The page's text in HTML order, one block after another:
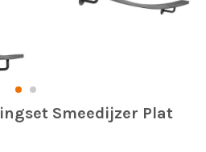
Smeedijzer Plat